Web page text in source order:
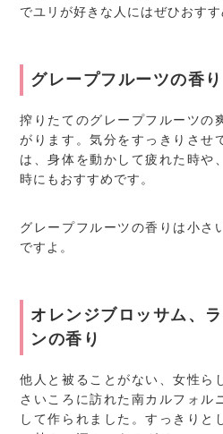
でユリが好きな人にはぜひおすす
グレープフルーツの香り
搾りたてのグレープフルーツの
がります。気分をすっきりさせ
は、身体を動かして疲れた時や
時にもおすすめです。
グレープフルーツの香りは小さ
ですよ。
オレンジブロッサム、
ンの香り
他人と被ることがない、女性ら
さいころに訪れた南カルフォル
して作られました。すっきりと